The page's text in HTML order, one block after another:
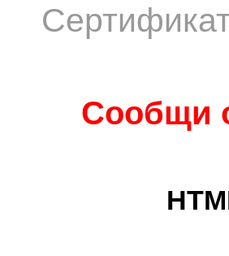
Сообщи